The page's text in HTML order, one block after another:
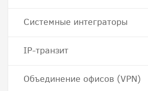
Системные интеграторы
IP-транзит
Объединение офисов (VPN)